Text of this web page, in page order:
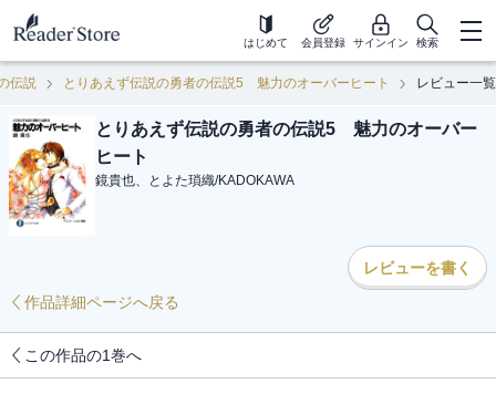
はじめて 会員登録 サインイン 検索
伝説 とりあえず伝説の勇者の伝説5 魅力のオーバーヒート レビュー一覧
とりあえず伝説の勇者の伝説5 魅力のオーバー
ヒート
鏡貴也、とよた瑣織/KADOKAWA
レビューを書く
作品詳細ページへ戻る
この作品の1巻へ